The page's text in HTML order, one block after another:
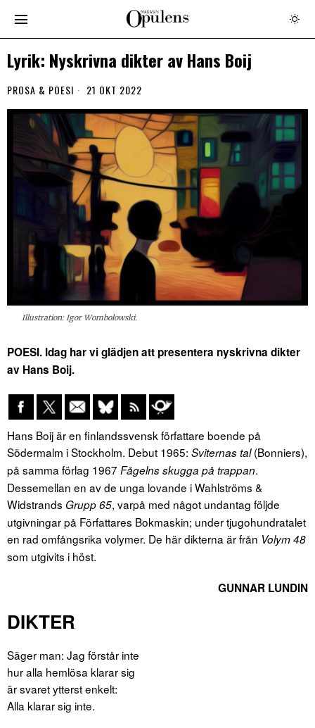
Lyrik: Nyskrivna dikter av Hans Boij
PROSA & POESI 21 OKT 2022
Illustration: Igor Wombolowski.
POESI. Idag har vi glädjen att presentera nyskrivna dikter
av Hans Boij.
Hans Boij är en finlandssvensk författare boende på
Södermalm i Stockholm. Debut 1965: Sviternas tal(Bonniers),
på samma förlag 1967 Fågelns skugga på trappan.
Dessemellan en av de unga lovande i Wahlströms &
Widstrands Grupp 65, varpå med något undantag följde
utgivningar på Författares Bokmaskin; under tjugohundratalet
en rad omfångsrika volymer. De här dikterna är från Volym 48
som utgivits i höst.
GUNNAR LUNDIN
DIKTER
Säger man: Jag förstår inte
hur alla hemlösa klarar sig
är svaret ytterst enkelt:
Alla klarar sig inte.